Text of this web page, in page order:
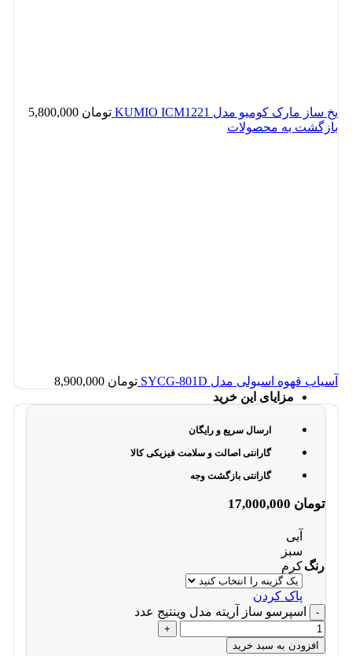
یخ ساز مارک کومیو مدل KUMIO ICM1221 تومان
بازگشت به محصولات
آسیاب قهوه اسبولی مدل SYCG-801D تومان
مزایای این خرید
ارسال سریع و رایگان
گارانتی اصالت و سلامت فیزیکی کالا
گارانتی بازگشت وجه
تومان
رنگ
آبی
سبز
کرم
پاک کردن
اسپرسو ساز آریته مدل وینتیج عدد
افزودن به سبد خرید